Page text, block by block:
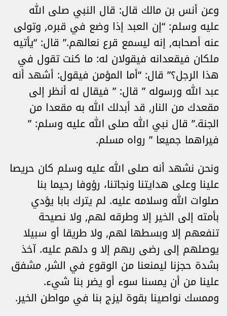
وعن أنس بن مالك قال: قال النبي صلى الله
عليه وسلم: “إن العبد إذا وضع في قبره, وتولى
عنه أصحابه, إنه ليسمع قرع نعالهم.” قال: “يأتيه
ملكان فيقعدانه فيقولان له: ما كنت تقول في
هذا الرجل؟” قال: “أما المؤمن فيقول: أشهد أنه
عبد الله ورسوله ” قال: ” فيقال له أنظر إلى
مقعدك من النار, قد أبدلك الله به مقعدا من
الجنة.” قال نبي الله صلى الله عليه وسلم: ”
فيراهما جميعا ” رواه مسلم.
ونحن نشهد أنه صلى الله عليه وسلم كان حريصا
علينا وعلى هدايتنا ونجاتنا، رؤوفا رحيما بنا
صلوات الله وسلامه عليه. لم يترك بابا يؤدي
بأمته إلى الخير إلا وطرقه لهم, ولا نصيحة
تنفعهم إلا وبسطها لهم, ولا طريقا أو سبيلا
يوصلهم إلى رضى ربهم إلا و دلهم عليه. آخذ
بشدة حجزنا ليمنعنا من الوقوع في الشر, مشفق
علينا من أن يمسنا سوء أو يضر بنا شيء.
وممسك نواصينا بقوة ليزج بنا في مواطن الخير.